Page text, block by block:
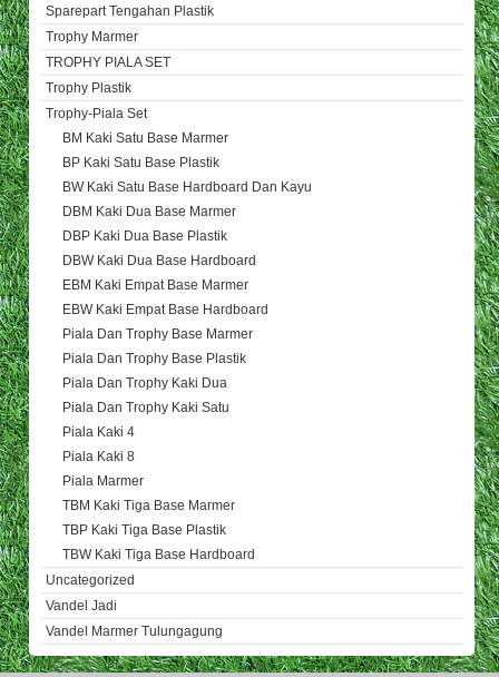
Sparepart Tengahan Plastik
Trophy Marmer
TROPHY PIALA SET
Trophy Plastik
Trophy-Piala Set
BM Kaki Satu Base Marmer
BP Kaki Satu Base Plastik
BW Kaki Satu Base Hardboard Dan Kayu
DBM Kaki Dua Base Marmer
DBP Kaki Dua Base Plastik
DBW Kaki Dua Base Hardboard
EBM Kaki Empat Base Marmer
EBW Kaki Empat Base Hardboard
Piala Dan Trophy Base Marmer
Piala Dan Trophy Base Plastik
Piala Dan Trophy Kaki Dua
Piala Dan Trophy Kaki Satu
Piala Kaki 4
Piala Kaki 8
Piala Marmer
TBM Kaki Tiga Base Marmer
TBP Kaki Tiga Base Plastik
TBW Kaki Tiga Base Hardboard
Uncategorized
Vandel Jadi
Vandel Marmer Tulungagung